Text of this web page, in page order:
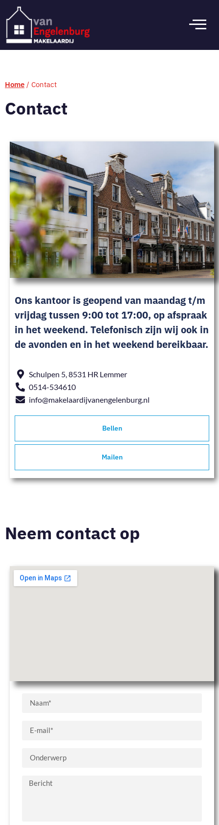
Home / Contact
Contact
Ons kantoor is geopend van maandag t/m
vrijdag tussen 9:00 tot 17:00, op afspraak
in het weekend. Telefonisch zijn wij ook in
de avonden en in het weekend bereikbaar.
Schulpen 5, 8531 HR Lemmer
0514-534610
info@makelaardijvanengelenburg.nl
Bellen
Mailen
Neem contact op